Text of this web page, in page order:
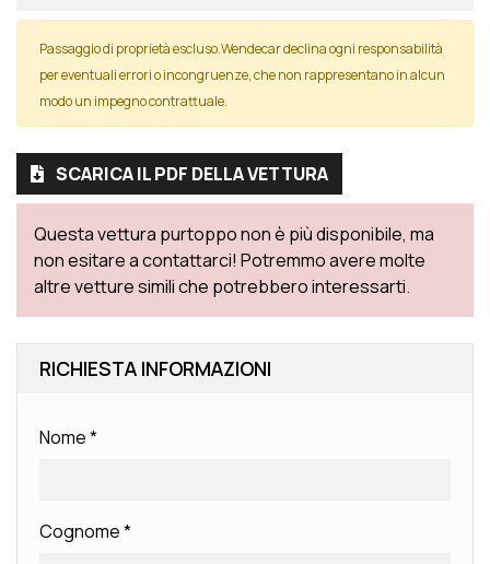
Passaggio di proprietà escluso.Wendecar declina ogni responsabilità
per eventuali errori o incongruenze, che non rappresentano in alcun
modo un impegno contrattuale.
SCARICA IL PDF DELLA VETTURA
Questa vettura purtoppo non è più disponibile, ma
non esitare a contattarci! Potremmo avere molte
altre vetture simili che potrebbero interessarti.
RICHIESTA INFORMAZIONI
Nome*
Cognome*